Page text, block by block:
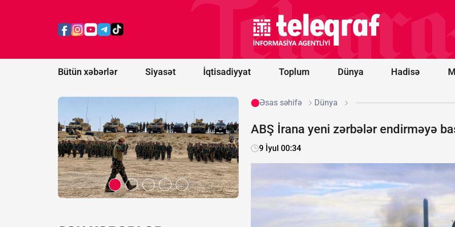
Bütün xəbərlər Siyasət İqtisadiyyat Toplum Dünya Hadisə
Pakistan
yaradır
İttifaqına
üzvlüklə
bağlı
referendum
keçirə
Əsas səhifə Dünya
ABŞ İrana yeni zərbələr endirməyə
9 İyul 00:34